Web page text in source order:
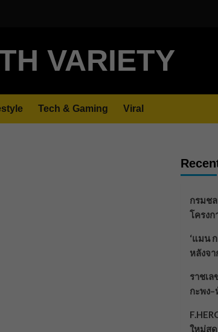
VARIETY
Tech & Gaming Viral
กรมช
โครงก
‘แมน
หลังจ
ราชเ
กะพง
ใหม่สุด